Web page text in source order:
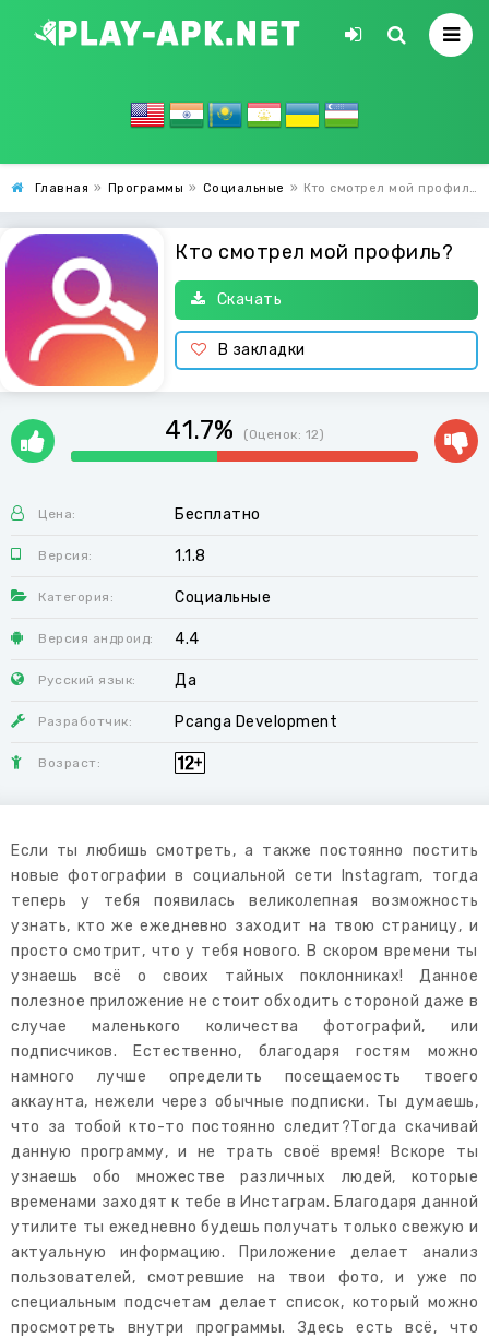
Главная » Программы » Социальные » Кто смотрел мой профиль?
Кто смотрел мой профиль?
Скачать
В закладки
41.7% (Оценок: 12)
Цена: Бесплатно
Версия: 1.1.8
Категория: Социальные
Версия андроид: 4.4
Русский язык: Да
Разработчик: Pcanga Development
Возраст:
Если ты любишь смотреть, а также постоянно постить
новые фотографии в социальной сети Instagram, тогда
теперь у тебя появилась великолепная возможность
узнать, кто же ежедневно заходит на твою страницу, и
просто смотрит, что у тебя нового. В скором времени ты
узнаешь всё о своих тайных поклонниках! Данное
полезное приложение не стоит обходить стороной даже в
случае маленького количества фотографий, или
подписчиков. Естественно, благодаря гостям можно
намного лучше определить посещаемость твоего
аккаунта, нежели через обычные подписки. Ты думаешь,
что за тобой кто-то постоянно следит?Тогда скачивай
данную программу, и не трать своё время! Вскоре ты
узнаешь обо множестве различных людей, которые
временами заходят к тебе в Инстаграм. Благодаря данной
утилите ты ежедневно будешь получать только свежую и
актуальную информацию. Приложение делает анализ
пользователей, смотревшие на твои фото, и уже по
специальным подсчетам делает список, который можно
просмотреть внутри программы. Здесь есть всё, что